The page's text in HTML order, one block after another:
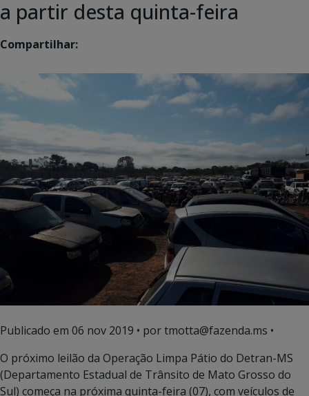
a partir desta quinta-feira
Compartilhar:
Publicado em 06 nov 2019 • por tmotta@fazenda.ms •
O próximo leilão da Operação Limpa Pátio do Detran-MS
(Departamento Estadual de Trânsito de Mato Grosso do
Sul) começa na próxima quinta-feira (07), com veículos de